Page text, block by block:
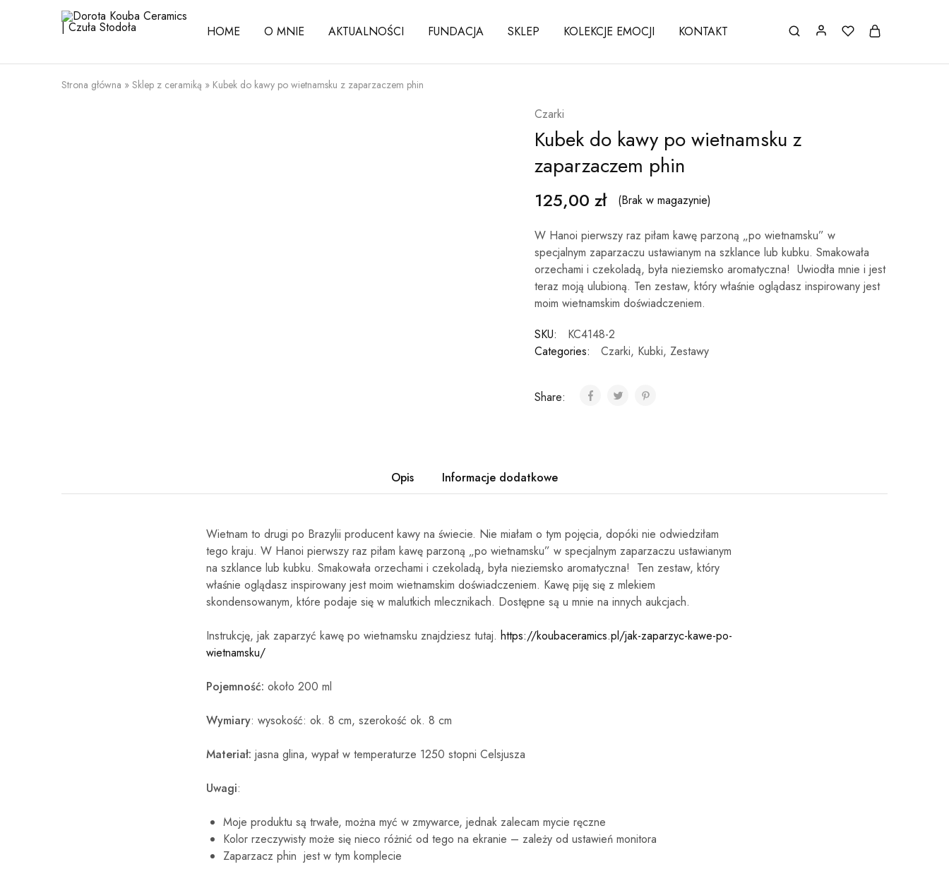
Dorota
|
Czuła
Stodoła
HOME O MNIE AKTUALNOŚCI FUNDACJA SKLEP KOLEKCJE EMOCJI KONTAKT
Strona główna » Sklep z ceramiką » Kubek do kawy po wietnamsku z zaparzaczem phin
Czarki
Kubek do kawy po wietnamsku z
zaparzaczem phin
125,00 zł (Brak w magazynie)
W Hanoi pierwszy raz piłam kawę parzoną „po wietnamsku” w
specjalnym zaparzaczu ustawianym na szklance lub kubku. Smakowała
orzechami i czekoladą, była nieziemsko aromatyczna! Uwiodła mnie i jest
teraz moją ulubioną. Ten zestaw, który właśnie oglądasz inspirowany jest
moim wietnamskim doświadczeniem.
SKU:
KC4148-2
Categories:
Czarki, Kubki, Zestawy
Share:
Opis Informacje dodatkowe
Wietnam to drugi po Brazylii producent kawy na świecie. Nie miałam o tym pojęcia, dopóki nie odwiedziłam
tego kraju. W Hanoi pierwszy raz piłam kawę parzoną „po wietnamsku” w specjalnym zaparzaczu ustawianym
na szklance lub kubku. Smakowała orzechami i czekoladą, była nieziemsko aromatyczna! Ten zestaw, który
właśnie oglądasz inspirowany jest moim wietnamskim doświadczeniem. Kawę piję się z mlekiem
skondensowanym, które podaje się w malutkich mlecznikach. Dostępne są u mnie na innych aukcjach.
Instrukcję, jak zaparzyć kawę po wietnamsku znajdziesz tutaj. https://koubaceramics.pl/jak-zaparzyc-kawe-po-
wietnamsku/
Pojemność: około 200 ml
Wymiary: wysokość: ok. 8 cm, szerokość ok. 8 cm
Materiał: jasna glina, wypał w temperaturze 1250 stopni Celsjusza
Uwagi:
Moje produktu są trwałe, można myć w zmywarce, jednak zalecam mycie ręczne
Kolor rzeczywisty może się nieco różnić od tego na ekranie – zależy od ustawień monitora
Zaparzacz phin jest w tym komplecie